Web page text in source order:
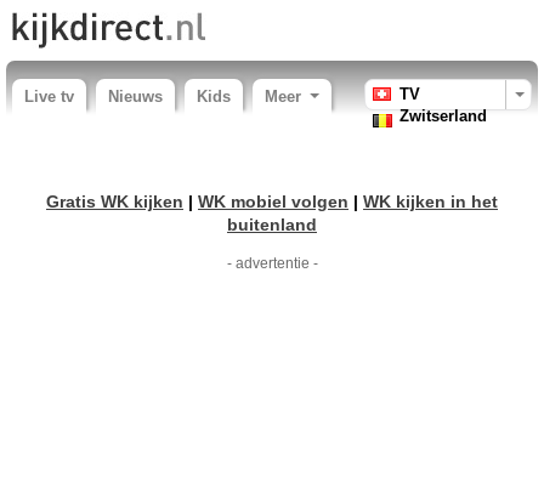
Live tv Nieuws Kids Meer
TV
Zwitserland
Gratis WK kijken | WK mobiel volgen | WK kijken in het
buitenland
- advertentie -